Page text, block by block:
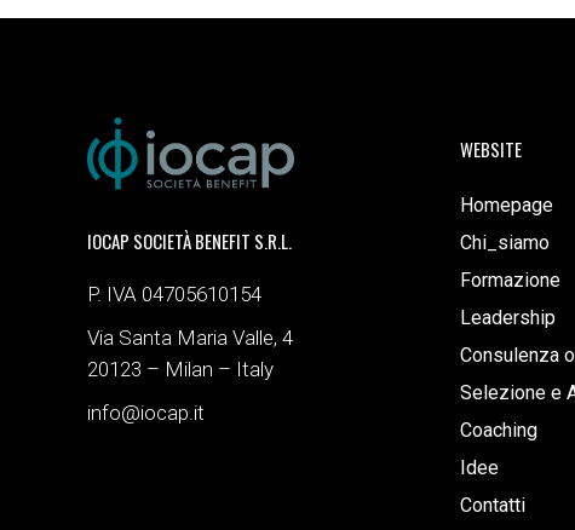
IOCAP SOCIETÀ BENEFIT S.R.L.
P. IVA 04705610154
Via Santa Maria Valle, 4
20123 – Milan – Italy
info@iocap.it
WEBSITE
Homepage
Chi_siamo
Formazione
Leadership
Consulenza
Selezione e
Coaching
Idee
Contatti